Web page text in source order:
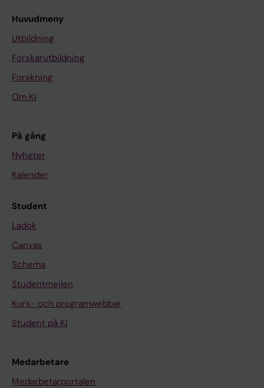
Huvudmeny
Utbildning
Forskarutbildning
Forskning
Om KI
På gång
Nyheter
Kalender
Student
Ladok
Canvas
Schema
Studentmejlen
Kurs- och programwebbar
Student på KI
Medarbetare
Medarbetarportalen